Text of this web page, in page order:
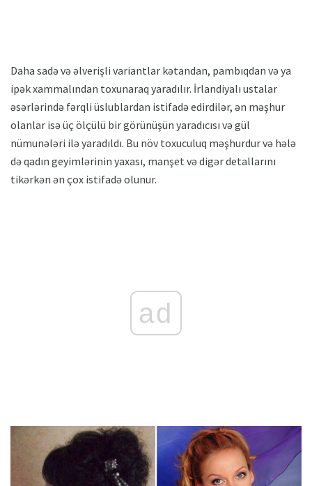
Daha sadə və əlverişli variantlar kətandan, pambıqdan və ya
ipək xammalından toxunaraq yaradılır. İrlandiyalı ustalar
əsərlərində fərqli üslublardan istifadə edirdilər, ən məşhur
olanlar isə üç ölçülü bir görünüşün yaradıcısı və gül
nümunələri ilə yaradıldı. Bu növ toxuculuq məşhurdur və hələ
də qadın geyimlərinin yaxası, manşet və digər detallarını
tikərkən ən çox istifadə olunur.
ad